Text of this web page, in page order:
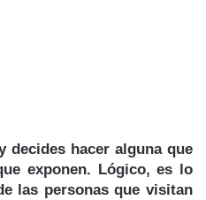
decides hacer alguna que
exponen. Lógico, es lo
las personas que visitan